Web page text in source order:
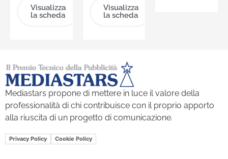
Visualizza
la scheda
Visualizza
la scheda
Mediastars propone di mettere in luce il valore della
professionalità di chi contribuisce con il proprio apporto
alla riuscita di un progetto di comunicazione.
Privacy Policy Cookie Policy